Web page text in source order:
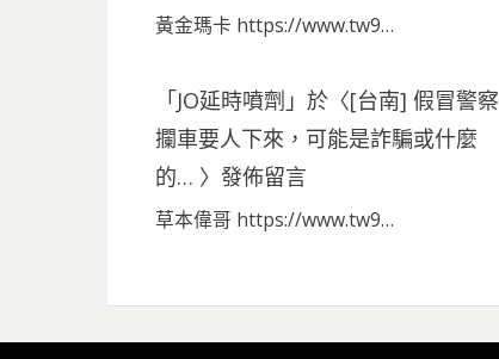
黃金瑪卡 https://www.tw9…
「JO延時噴劑 」於〈[台南] 假冒警察
攔車要人下來，可能是詐騙或什麼
的… 〉發佈留言
草本偉哥 https://www.tw9…